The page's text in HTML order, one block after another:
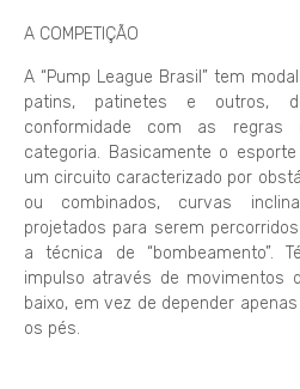
A COMPETIÇÃO
A “Pump League Brasil” tem
patins, patinetes e outros,
conformidade com as regras
categoria. Basicamente o
um circuito caracterizado por
ou combinados, curvas
projetados para serem
a técnica de “bombeamento”.
impulso através de movimentos
baixo, em vez de depender
os pés.